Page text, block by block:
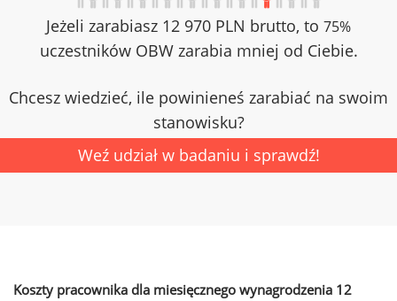
Jeżeli zarabiasz 12 970 PLN brutto, to 75%
uczestników OBW zarabia mniej od Ciebie.
Chcesz wiedzieć, ile powinieneś zarabiać na swoim
stanowisku?
Weź udział w badaniu i sprawdź!
Koszty pracownika dla miesięcznego wynagrodzenia 12